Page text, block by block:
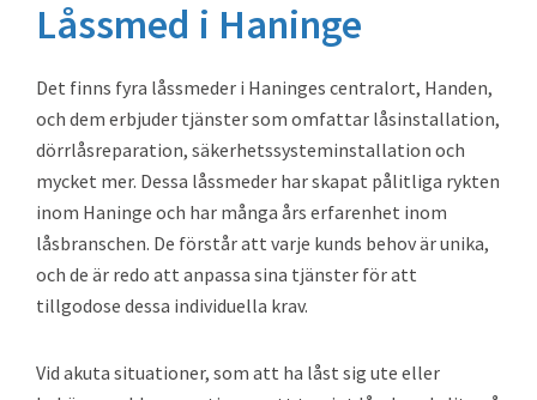
Låssmed i Haninge
Det finns fyra låssmeder i Haninges centralort, Handen,
och dem erbjuder tjänster som omfattar låsinstallation,
dörrlåsreparation, säkerhetssysteminstallation och
mycket mer. Dessa låssmeder har skapat pålitliga rykten
inom Haninge och har många års erfarenhet inom
låsbranschen. De förstår att varje kunds behov är unika,
och de är redo att anpassa sina tjänster för att
tillgodose dessa individuella krav.
Vid akuta situationer, som att ha låst sig ute eller